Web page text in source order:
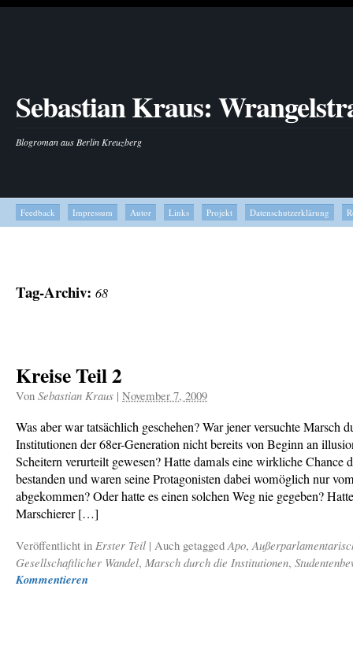
Sebastian Kraus:
Blogroman aus Berlin Kreuzberg
Feedback Impressum Autor Links Projekt Datenschutzerklärung
Tag-Archiv: 68
Kreise Teil 2
Von Sebastian Kraus | November 7, 2009
Was aber war tatsächlich geschehen? War jener versuchte Marsch
Institutionen der 68er-Generation nicht bereits von Beginn an
Scheitern verurteilt gewesen? Hatte damals eine wirkliche Chance
bestanden und waren seine Protagonisten dabei womöglich nur
abgekommen? Oder hatte es einen solchen Weg nie gegeben?
Marschierer […]
Veröffentlicht in Erster Teil | Auch getaggedApo,
Gesellschaftlicher Wandel, Marsch durch die Institutionen,
Kommentieren